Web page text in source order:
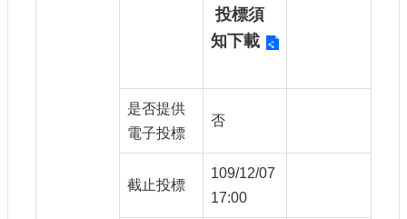
投標須
知下載
是否提供
電子投標
否
截止投標
109/12/07
17:00